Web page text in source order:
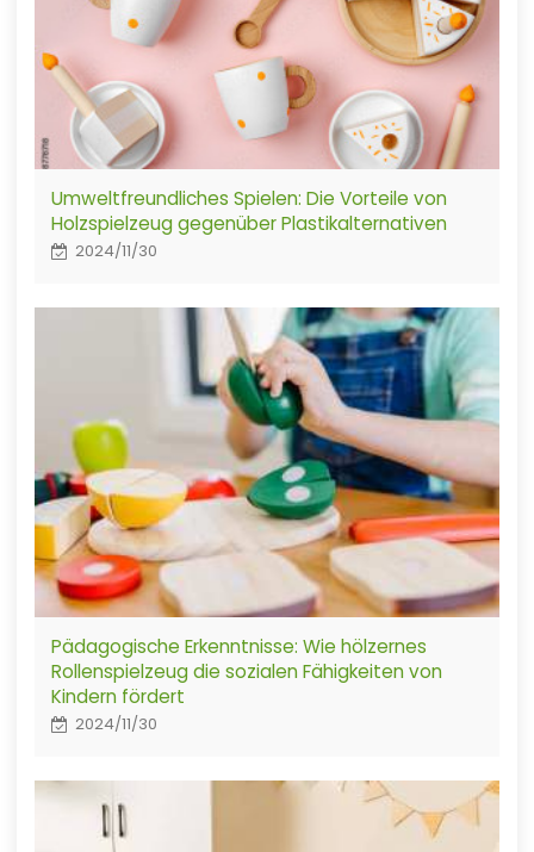
Umweltfreundliches Spielen: Die Vorteile von
Holzspielzeug gegenüber Plastikalternativen
2024/11/30
Pädagogische Erkenntnisse: Wie hölzernes
Rollenspielzeug die sozialen Fähigkeiten von
Kindern fördert
2024/11/30